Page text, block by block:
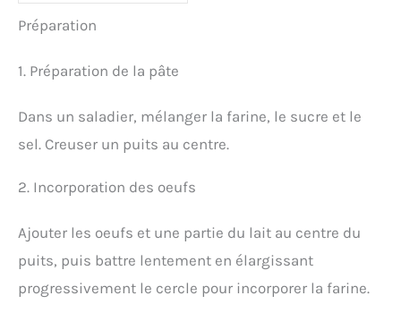
Préparation
1. Préparation de la pâte
Dans un saladier, mélanger la farine, le sucre et le
sel. Creuser un puits au centre.
2. Incorporation des oeufs
Ajouter les oeufs et une partie du lait au centre du
puits, puis battre lentement en élargissant
progressivement le cercle pour incorporer la farine.